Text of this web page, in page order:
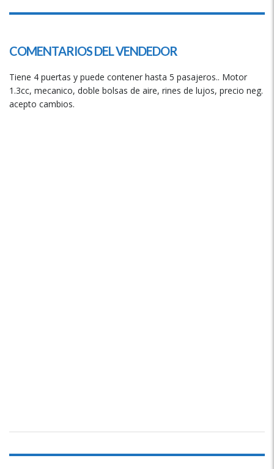
COMENTARIOS DEL VENDEDOR
Tiene 4 puertas y puede contener hasta 5 pasajeros.. Motor
1.3cc, mecanico, doble bolsas de aire, rines de lujos, precio neg.
acepto cambios.